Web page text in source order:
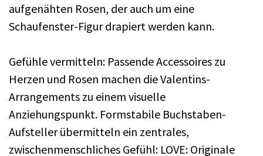
aufgenähten Rosen, der auch um eine
Schaufenster-Figur drapiert werden kann.
Gefühle vermitteln: Passende Accessoires zu
Herzen und Rosen machen die Valentins-
Arrangements zu einem visuelle
Anziehungspunkt. Formstabile Buchstaben-
Aufsteller übermitteln ein zentrales,
zwischenmenschliches Gefühl: LOVE: Originale